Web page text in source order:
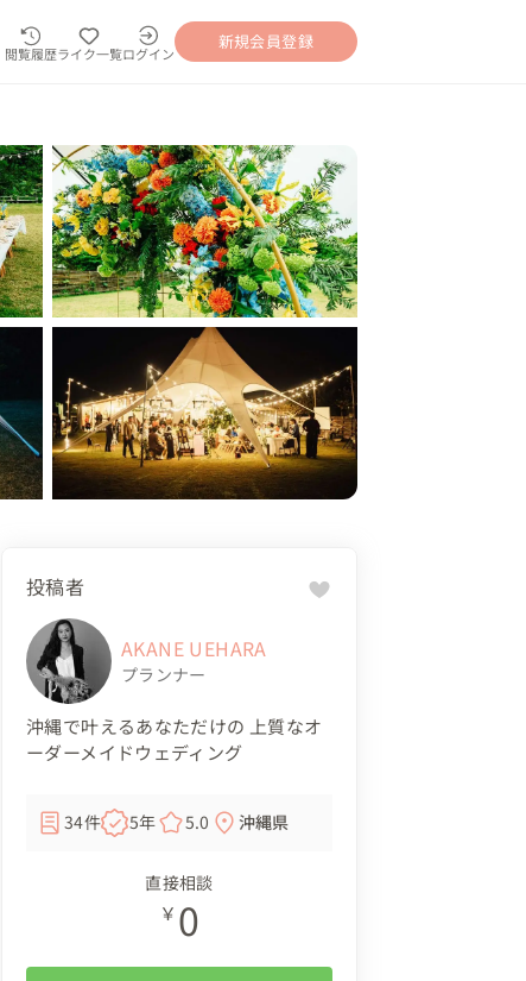
閲覧履歴ライク一覧ログイン
新規会員登録
投稿者
AKANE UEHARA
プランナー
沖縄で叶えるあなただけの 上質なオ
ーダーメイドウェディング
34件 5年 5.0 沖縄県
直接相談
￥ 0